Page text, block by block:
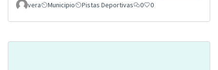
vera
Municipio Pistas Deportivas 0 0